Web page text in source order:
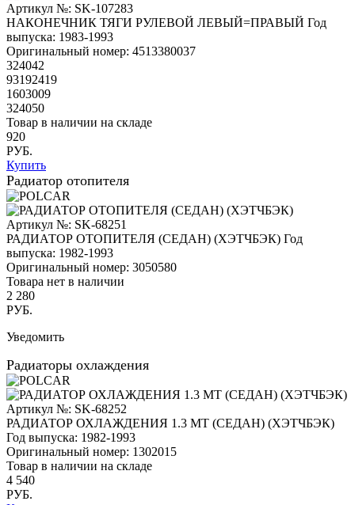
Артикул №: SK-107283
НАКОНЕЧНИК ТЯГИ РУЛЕВОЙ ЛЕВЫЙ=ПРАВЫЙ Год
выпуска: 1983-1993
Оригинальный номер: 4513380037
324042
93192419
1603009
324050
Товар в наличии на складе
920
РУБ.
Купить
Радиатор отопителя
Артикул №: SK-68251
РАДИАТОР ОТОПИТЕЛЯ (СЕДАН) (ХЭТЧБЭК) Год
выпуска: 1982-1993
Оригинальный номер: 3050580
Товара нет в наличии
2 280
РУБ.
Уведомить
Радиаторы охлаждения
Артикул №: SK-68252
РАДИАТОР ОХЛАЖДЕНИЯ 1.3 МТ (СЕДАН) (ХЭТЧБЭК)
Год выпуска: 1982-1993
Оригинальный номер: 1302015
Товар в наличии на складе
4 540
РУБ.